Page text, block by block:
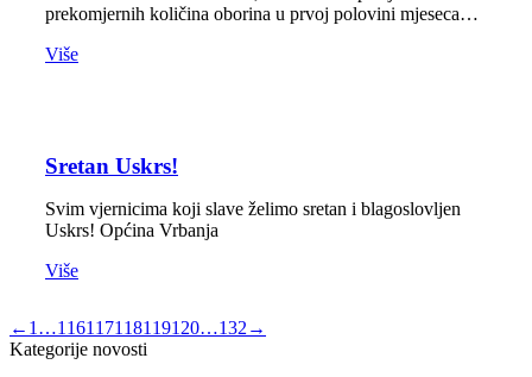
prekomjernih količina oborina u prvoj polovini mjeseca…
Više
Sretan Uskrs!
Svim vjernicima koji slave želimo sretan i blagoslovljen
Uskrs! Općina Vrbanja
Više
← 1 …116117118119120…132 →
Kategorije novosti